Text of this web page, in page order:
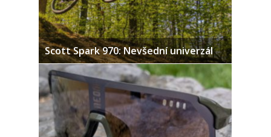
Scott Spark 970: Nevšední univerzál